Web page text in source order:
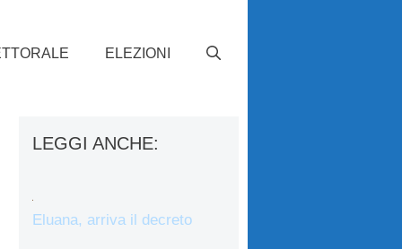
ELEZIONI
LEGGI ANCHE:
Eluana, arriva il decreto